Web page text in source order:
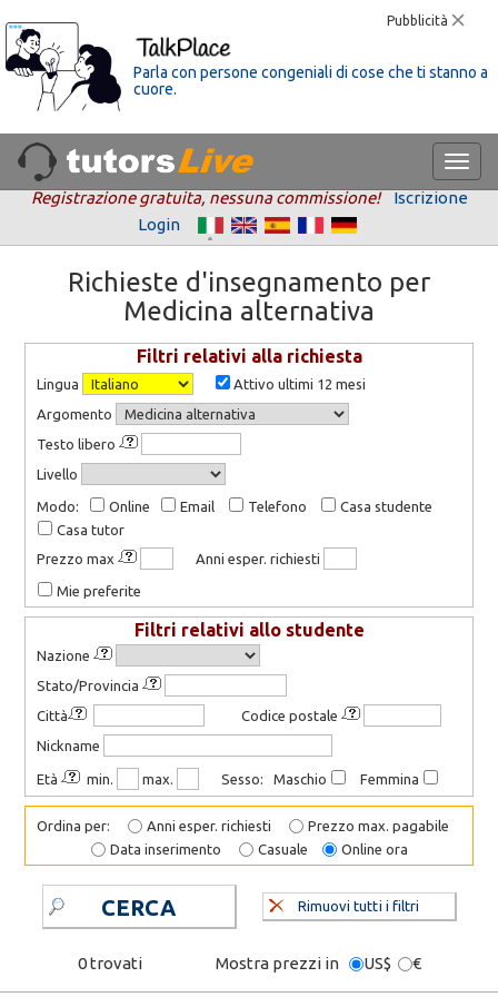
Pubblicità
Parla con persone congeniali di cose che ti stanno a
cuore.
Registrazione gratuita, nessuna commissione!
Iscrizione
Login
Richieste d'insegnamento per
Medicina alternativa
Filtri relativi alla richiesta
Lingua
Attivo ultimi 12 mesi
Argomento
Testo libero
Livello
Modo: Online Email Telefono
Casa studente
Casa tutor
Prezzo max
Anni esper. richiesti
Mie preferite
Filtri relativi allo studente
Nazione
Stato/Provincia
Città
Codice postale
Nickname
Età min. max. Sesso: Maschio Femmina
Ordina per: Anni esper. richiesti
Prezzo max. pagabile
Data inserimento
Casuale Online ora
CERCA Rimuovi tutti i filtri
0 trovati Mostra prezzi in US$ €